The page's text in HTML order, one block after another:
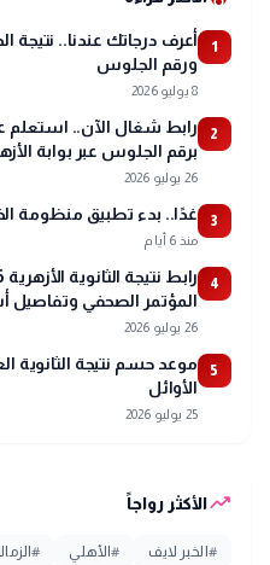
1
ورقم الجلوس
8 يوليو 2026
2
برقم الجلوس عبر بوابة
26 يوليو 2026
3 غدًا.. بدء تطبيق منظومة
منذ 6 أيام
4
المؤتمر الصحفي وتفاصيل
26 يوليو 2026
5
الأوائل
25 يوليو 2026
trending_upالأكثر رواجاً
# الخبر لايف #الأهلي #